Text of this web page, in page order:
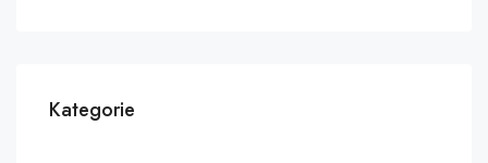
Kategorie